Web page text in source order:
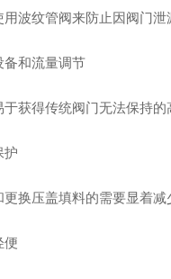
用波纹管阀来防止因阀门泄
备和流量调节
于获得传统阀门无法保持
护
更换压盖填料的需要显着减
便